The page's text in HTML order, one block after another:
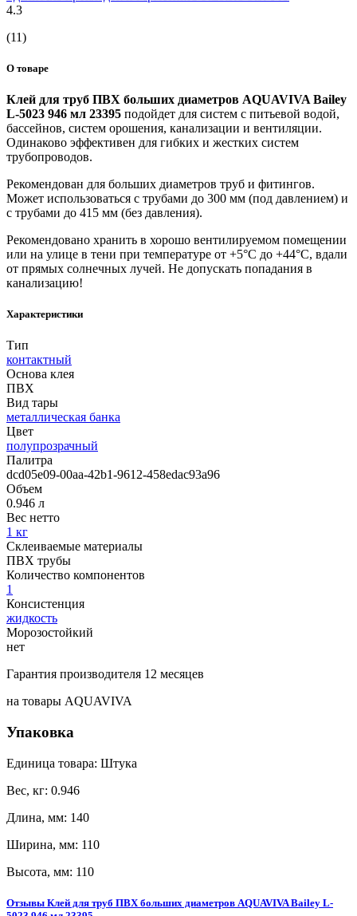
4.3
(11)
О товаре
Клей для труб ПВХ больших диаметров AQUAVIVA Bailey
L-5023 946 мл 23395 подойдет для систем с питьевой водой,
бассейнов, систем орошения, канализации и вентиляции.
Одинаково эффективен для гибких и жестких систем
трубопроводов.
Рекомендован для больших диаметров труб и фитингов.
Может использоваться с трубами до 300 мм (под давлением) и
с трубами до 415 мм (без давления).
Рекомендовано хранить в хорошо вентилируемом помещении
или на улице в тени при температуре от +5°C до +44°C, вдали
от прямых солнечных лучей. Не допускать попадания в
канализацию!
Характеристики
Тип
контактный
Основа клея
ПВХ
Вид тары
металлическая банка
Цвет
полупрозрачный
Палитра
dcd05e09-00aa-42b1-9612-458edac93a96
Объем
0.946 л
Вес нетто
1 кг
Склеиваемые материалы
ПВХ трубы
Количество компонентов
1
Консистенция
жидкость
Морозостойкий
нет
Гарантия производителя 12 месяцев
на товары AQUAVIVA
Упаковка
Единица товара: Штука
Вес, кг: 0.946
Длина, мм: 140
Ширина, мм: 110
Высота, мм: 110
Отзывы Клей для труб ПВХ больших диаметров AQUAVIVA Bailey L-